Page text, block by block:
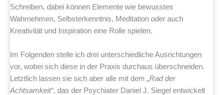
Schreiben, dabei können Elemente wie bewusstes
Wahrnehmen, Selbsterkenntnis, Meditation oder auch
Kreativität und Inspiration eine Rolle spielen.
Im Folgenden stelle ich drei unterschiedliche Ausrichtungen
vor, wobei sich diese in der Praxis durchaus überschneiden.
Letztlich lassen sie sich aber alle mit dem „Rad der
Achtsamkeit“, das der Psychiater Daniel J. Siegel entwickelt